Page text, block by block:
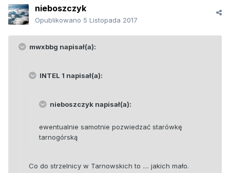
nieboszczyk
Opublikowano 5 Listopada 2017
mwxbbg napisał(a):
INTEL 1 napisał(a):
nieboszczyk napisał(a):
ewentualnie samotnie pozwiedzać starówkę
tarnogórską
Co do strzelnicy w Tarnowskich to .... jakich mało.